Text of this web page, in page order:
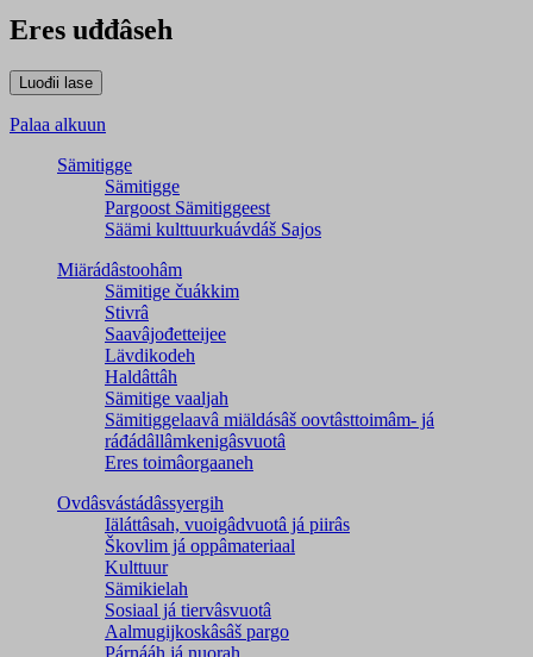
Eres uđđâseh
Palaa alkuun
Sämitigge
Sämitigge
Pargoost Sämitiggeest
Säämi kulttuurkuávdáš Sajos
Miärádâstoohâm
Sämitige čuákkim
Stivrâ
Saavâjođetteijee
Lävdikodeh
Haldâttâh
Sämitige vaaljah
Sämitiggelaavâ miäldásâš oovtâsttoimâm- já
ráđádâllâmkenigâsvuotâ
Eres toimâorgaaneh
Ovdâsvástádâssyergih
Iäláttâsah, vuoigâdvuotâ já piirâs
Škovlim já oppâmateriaal
Kulttuur
Sämikielah
Sosiaal já tiervâsvuotâ
Aalmugijkoskâsâš pargo
Párnááh já nuorah